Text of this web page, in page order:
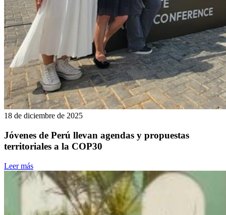
18 de diciembre de 2025
Jóvenes de Perú llevan agendas y propuestas
territoriales a la COP30
Leer más